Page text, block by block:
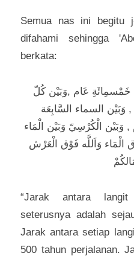
Semua nas ini begitu
difahami sehingga
berkata:
السماء السَّابِعَة
“Jarak antara
seterusnya adalah
Jarak antara setiap
500 tahun perjalanan.